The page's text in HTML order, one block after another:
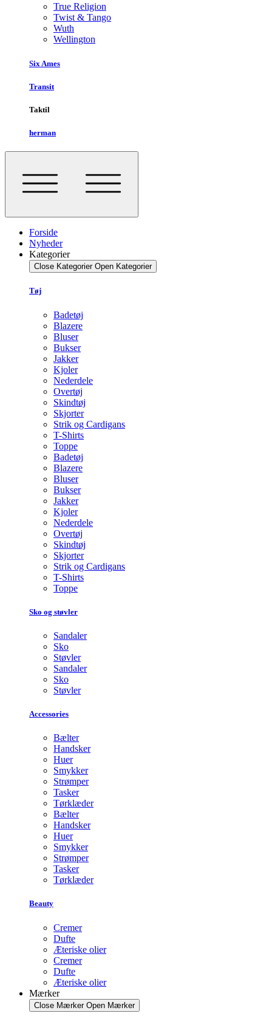
True Religion
Twist & Tango
Wuth
Wellington
Six Ames
Transit
Taktil
herman
Forside
Nyheder
Kategorier
Close Kategorier Open Kategorier
Tøj
Badetøj
Blazere
Bluser
Bukser
Jakker
Kjoler
Nederdele
Overtøj
Skindtøj
Skjorter
Strik og Cardigans
T-Shirts
Toppe
Badetøj
Blazere
Bluser
Bukser
Jakker
Kjoler
Nederdele
Overtøj
Skindtøj
Skjorter
Strik og Cardigans
T-Shirts
Toppe
Sko og støvler
Sandaler
Sko
Støvler
Sandaler
Sko
Støvler
Accessories
Bælter
Handsker
Huer
Smykker
Strømper
Tasker
Tørklæder
Bælter
Handsker
Huer
Smykker
Strømper
Tasker
Tørklæder
Beauty
Cremer
Dufte
Æteriske olier
Cremer
Dufte
Æteriske olier
Mærker
Close Mærker Open Mærker